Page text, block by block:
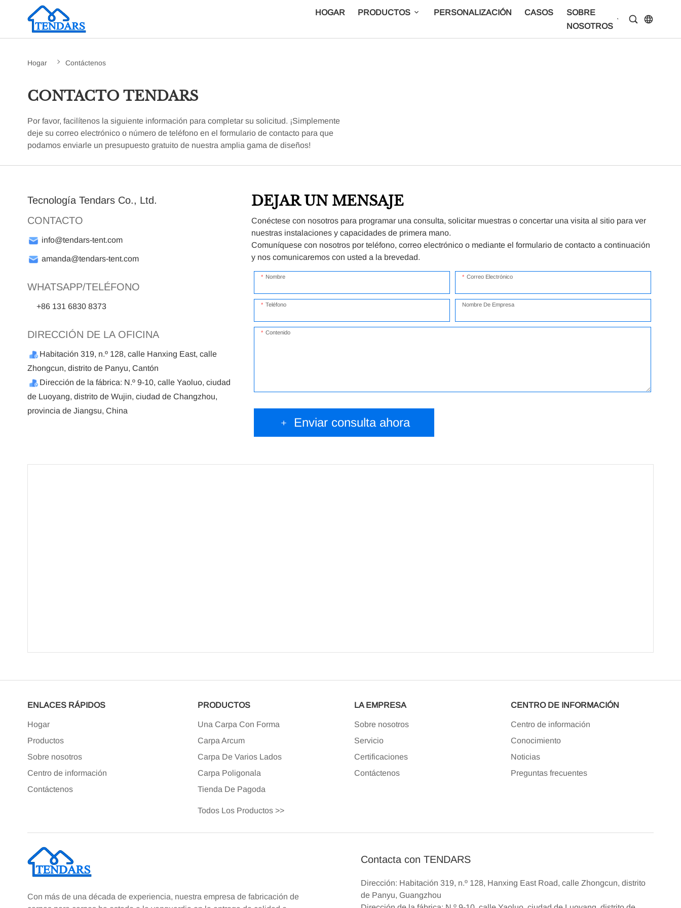
HOGAR PRODUCTOS PERSONALIZACIÓN CASOS
SOBRE
NOSOTROS
Hogar Contáctenos
CONTACTO TENDARS
Por favor, facilítenos la siguiente información para completar su solicitud. ¡Simplemente
deje su correo electrónico o número de teléfono en el formulario de contacto para que
podamos enviarle un presupuesto gratuito de nuestra amplia gama de diseños!
Tecnología Tendars Co., Ltd.
CONTACTO
info@tendars-tent.com
amanda@tendars-tent.com
WHATSAPP/TELÉFONO
+86 131 6830 8373
DIRECCIÓN DE LA OFICINA
Habitación 319, n.º 128, calle Hanxing East, calle
Zhongcun, distrito de Panyu, Cantón
Dirección de la fábrica: N.º 9-10, calle Yaoluo, ciudad
de Luoyang, distrito de Wujin, ciudad de Changzhou,
provincia de Jiangsu, China
DEJAR UN MENSAJE
Conéctese con nosotros para programar una consulta, solicitar muestras o concertar una visita al sitio para ver
nuestras instalaciones y capacidades de primera mano.
Comuníquese con nosotros por teléfono, correo electrónico o mediante el formulario de contacto a continuación
y nos comunicaremos con usted a la brevedad.
Nombre Correo Electrónico
Teléfono Nombre De Empresa
Contenido
﹢ Enviar consulta ahora
ENLACES RÁPIDOS
Hogar
Productos
Sobre nosotros
Centro de información
Contáctenos
PRODUCTOS
Una Carpa Con Forma
Carpa Arcum
Carpa De Varios Lados
Carpa PoligonalA
Tienda De Pagoda
Todos Los Productos >>
LA EMPRESA
Sobre nosotros
Servicio
Certificaciones
Contáctenos
CENTRO DE INFORMACIÓN
Centro de información
Conocimiento
Noticias
Preguntas frecuentes
Con más de una década de experiencia, nuestra empresa de fabricación de
Contacta con TENDARS
Dirección: Habitación 319, n.º 128, Hanxing East Road, calle Zhongcun, distrito
de Panyu, Guangzhou